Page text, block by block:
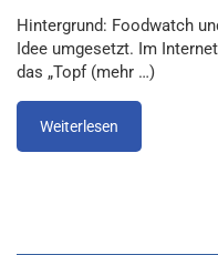
Hintergrund: Foodwatch
Idee umgesetzt. Im
das „Topf (mehr …)
Weiterlesen